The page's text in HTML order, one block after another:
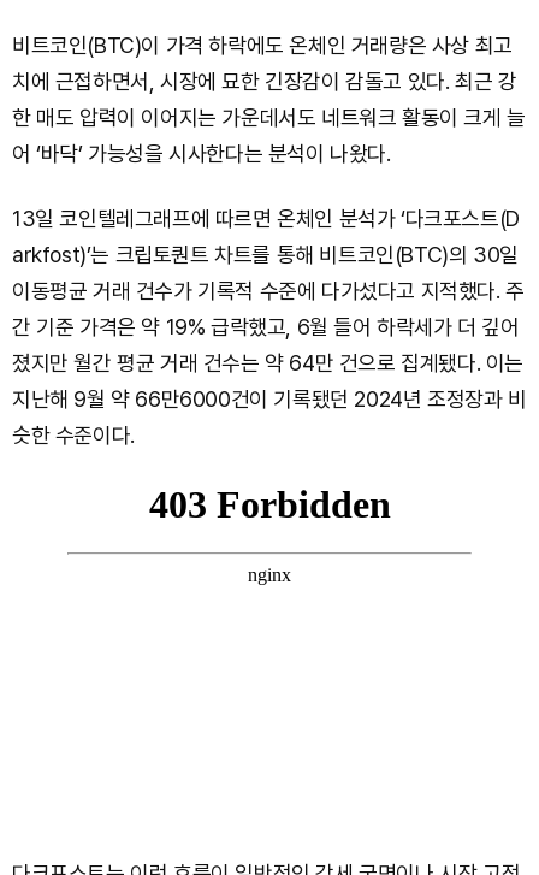
비트코인(BTC)이 가격 하락에도 온체인 거래량은 사상 최고
치에 근접하면서, 시장에 묘한 긴장감이 감돌고 있다. 최근 강
한 매도 압력이 이어지는 가운데서도 네트워크 활동이 크게 늘
어 ‘바닥’ 가능성을 시사한다는 분석이 나왔다.
13일 코인텔레그래프에 따르면 온체인 분석가 ‘다크포스트(D
arkfost)’는 크립토퀀트 차트를 통해 비트코인(BTC)의 30일
이동평균 거래 건수가 기록적 수준에 다가섰다고 지적했다. 주
간 기준 가격은 약 19% 급락했고, 6월 들어 하락세가 더 깊어
졌지만 월간 평균 거래 건수는 약 64만 건으로 집계됐다. 이는
지난해 9월 약 66만6000건이 기록됐던 2024년 조정장과 비
슷한 수준이다.